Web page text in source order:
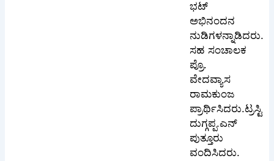
ಭಟ್
ಅಭಿನಂದನ
ನುಡಿಗಳನ್ನಾಡಿದರು.
ಸಹ ಸಂಚಾಲಕ
ಪ್ರೊ.
ವೇದವ್ಯಾಸ
ರಾಮಕುಂಜ
ಪ್ರಾರ್ಥಿಸಿದರು.ಟ್ರಸ್ಟಿ
ದುಗ್ಗಪ್ಪ.ಎನ್
ಪುತ್ತೂರು
ವಂದಿಸಿದರು.